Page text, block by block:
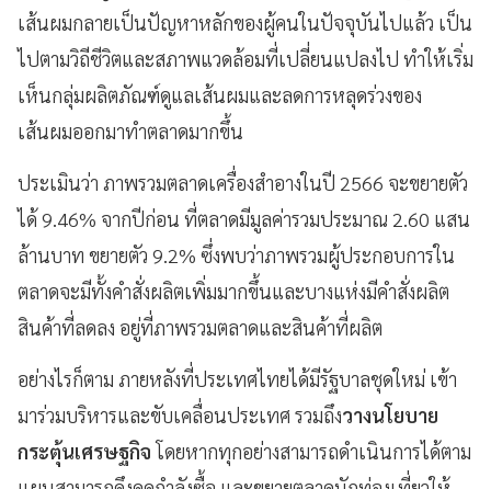
เส้นผมกลายเป็นปัญหาหลักของผู้คนในปัจจุบันไปแล้ว เป็น
ไปตามวิถีชีวิตและสภาพแวดล้อมที่เปลี่ยนแปลงไป ทำให้เริ่ม
เห็นกลุ่มผลิตภัณฑ์ดูแลเส้นผมและลดการหลุดร่วงของ
เส้นผมออกมาทำตลาดมากขึ้น
ประเมินว่า ภาพรวมตลาดเครื่องสำอางในปี 2566 จะขยายตัว
ได้ 9.46% จากปีก่อน ที่ตลาดมีมูลค่ารวมประมาณ 2.60 แสน
ล้านบาท ขยายตัว 9.2% ซึ่งพบว่าภาพรวมผู้ประกอบการใน
ตลาดจะมีทั้งคำสั่งผลิตเพิ่มมากขึ้นและบางแห่งมีคำสั่งผลิต
สินค้าที่ลดลง อยู่ที่ภาพรวมตลาดและสินค้าที่ผลิต
อย่างไรก็ตาม ภายหลังที่ประเทศไทยได้มีรัฐบาลชุดใหม่ เข้า
มาร่วมบริหารและขับเคลื่อนประเทศ รวมถึงวางนโยบาย
กระตุ้นเศรษฐกิจโดยหากทุกอย่างสามารถดำเนินการได้ตาม